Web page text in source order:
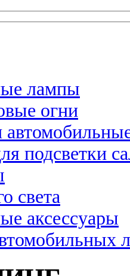
лампы
огни
подсветки
света
аксессуары